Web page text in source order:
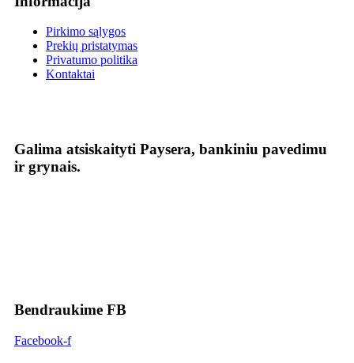
Pirkimo sąlygos
Prekių pristatymas
Privatumo politika
Kontaktai
Galima atsiskaityti Paysera, bankiniu pavedimu
ir grynais.
Bendraukime FB
Facebook-f